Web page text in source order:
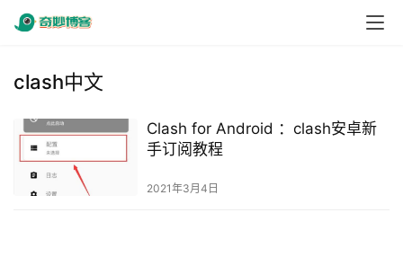
clash中文
Clash for Android ：clash安卓新
手订阅教程
2021年3月4日